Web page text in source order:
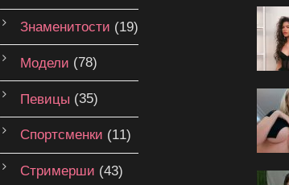
Знаменитости (19)
Модели (78)
Певицы (35)
Спортсменки (11)
Стримерши (43)